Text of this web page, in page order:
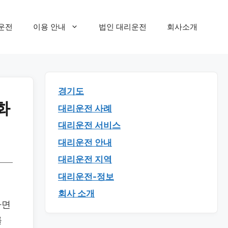
전 이용 안내 법인 대리운전 회사소개
경기도
대리운전 사례
대리운전 서비스
대리운전 안내
대리운전 지역
대리운전-정보
회사 소개